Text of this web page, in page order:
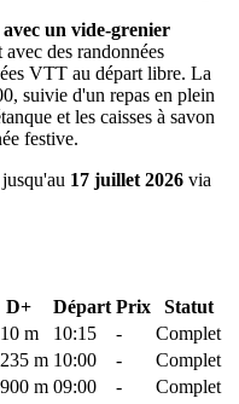
avec un vide-grenier
des randonnées
VTT au départ libre. La
suivie d'un repas en plein
et les caisses à savon
festive.
17 juillet 2026 via
D+ Départ Prix
Statut
m 10:15 -
Complet
m 10:00 -
Complet
m 09:00 - Complet